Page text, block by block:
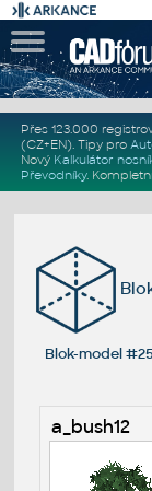
Přes 123.000
(CZ+EN). Tipy pro
Nový Kalkulátor
Převodníky.
Blok-model
a_bush12